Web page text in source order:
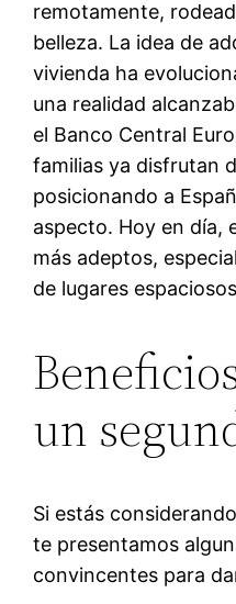
remotamente,
belleza. La idea de
vivienda ha
una realidad
el Banco Central
familias ya disfrutan
posicionando a
aspecto. Hoy en día,
más adeptos,
de lugares
un
Si estás
te presentamos
convincentes para